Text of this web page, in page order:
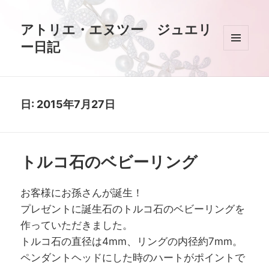
アトリエ・エヌツー ジュエリ
ー日記
ィジェ
日: 2015年7月27日
トルコ石のベビーリング
お客様にお孫さんが誕生！
プレゼントに誕生石のトルコ石のベビーリングを
作っていただきました。
トルコ石の直径は4mm、リングの内径約7mm。
ペンダントヘッドにした時のハートがポイントで